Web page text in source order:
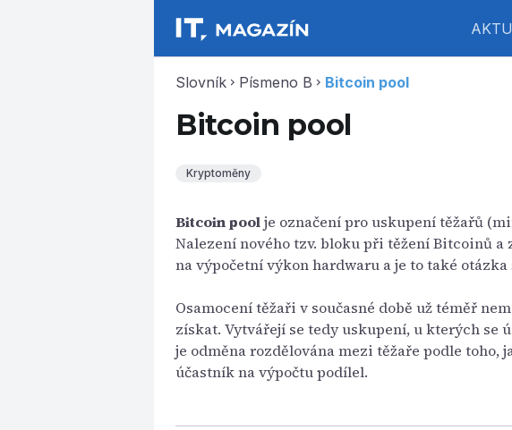
Slovník chevron_right Písmeno B chevron_right Bitcoin pool
Bitcoin pool
Kryptoměny
Bitcoin poolje označení pro uskupení těžařů
Nalezení nového tzv. bloku při těžení Bitcoinů a
na výpočetní výkon hardwaru a je to také otázka
Osamocení těžaři v současné době už téměř
získat. Vytvářejí se tedy uskupení, u kterých se
je odměna rozdělována mezi těžaře podle toho,
účastník na výpočtu podílel.